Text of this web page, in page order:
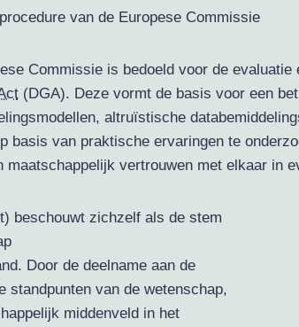
van de Europese Commissie
Commissie is bedoeld voor de
(DGA). Deze vormt de basis voor een
altruïstische
basis van praktische ervaringen te
vertrouwen met elkaar in
beschouwt zichzelf als de stem
Door de deelname aan de
standpunten van de wetenschap,
middenveld in het